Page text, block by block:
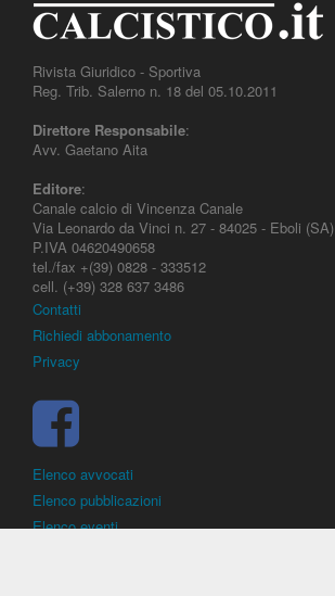
Rivista Giuridico - Sportiva
Reg. Trib. Salerno n. 18 del 05.10.2011
Direttore Responsabile:
Avv. Gaetano Aita
Editore:
Canale calcio di Vincenza Canale
Via Leonardo da Vinci n. 27 - 84025 - Eboli (SA)
P.IVA 04620490658
tel./fax +(39) 0828 - 333512
cell. (+39) 328 637 3486
Contatti
Richiedi abbonamento
Privacy
Elenco avvocati
Elenco pubblicazioni
Elenco eventi